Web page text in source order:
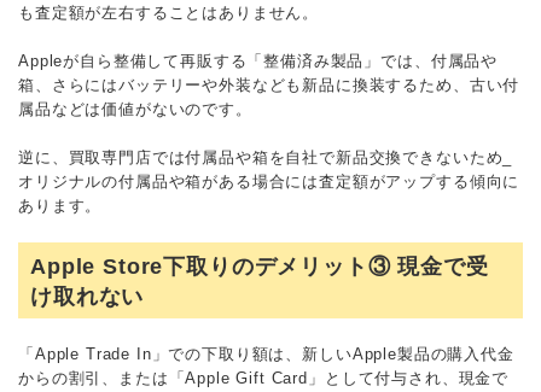
も査定額が左右することはありません。
Appleが自ら整備して再販する「整備済み製品」では、付属品や
箱、さらにはバッテリーや外装なども新品に換装するため、古い付
属品などは価値がないのです。
逆に、買取専門店では付属品や箱を自社で新品交換できないため_
オリジナルの付属品や箱がある場合には査定額がアップする傾向に
あります。
Apple Store下取りのデメリット③ 現金で受
け取れない
「Apple Trade In」での下取り額は、新しいApple製品の購入代金
からの割引、または「Apple Gift Card」として付与され、現金で